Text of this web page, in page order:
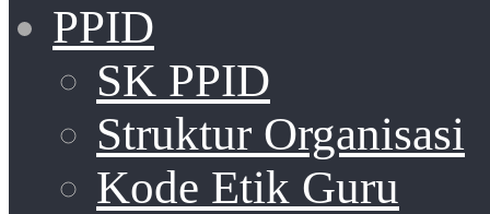
PPID
SK PPID
Struktur Organisasi
Kode Etik Guru